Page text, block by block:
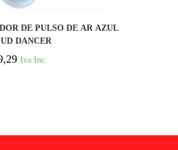
DE PULSO DE AR AZUL
DANCER
Iva Inc.